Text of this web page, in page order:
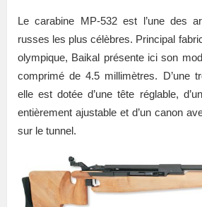
Le carabine MP-532 est l’une des
russes les plus célèbres. Principal
olympique, Baikal présente ici son
comprimé de 4.5 millimètres. D’une
elle est dotée d’une tête réglable,
entièrement ajustable et d’un canon
sur le tunnel.